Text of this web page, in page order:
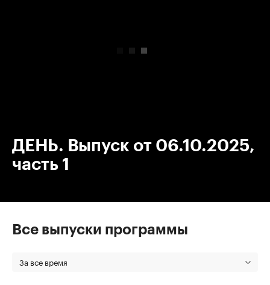
ДЕНЬ. Выпуск от 06.10.2025,
часть 1
Все выпуски программы
За все время